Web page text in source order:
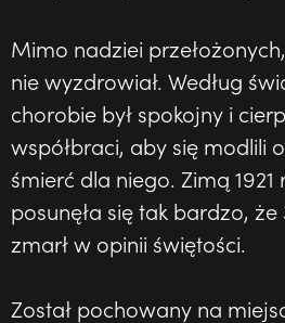
Mimo nadziei
nie wyzdrowiał. Według
chorobie był spokojny i
współbraci, aby się modlili
śmierć dla niego. Zimą 1921
posunęła się tak bardzo,
zmarł w opinii świętości.
Został pochowany na